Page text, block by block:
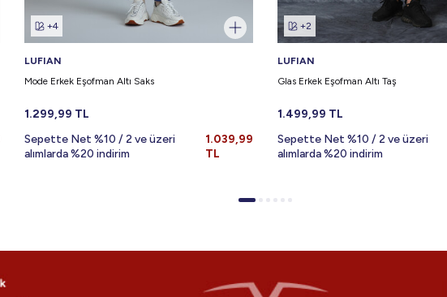
+4
LUFIAN
Mode Erkek Eşofman Altı Saks
1.299,99 TL
Sepette Net %10 / 2 ve üzeri
alımlarda %20 indirim
1.039,99
TL
+2
LUFIAN
Glas Erkek Eşofman Altı Taş
1.499,99 TL
Sepette Net %10 / 2 ve üzeri
alımlarda %20 indirim